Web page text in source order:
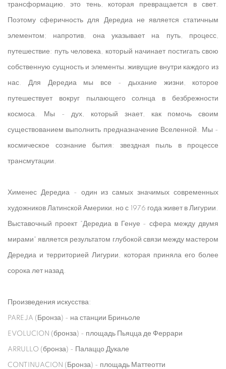
трансформацию, это тень, которая превращается в свет.
Поэтому сферичность для Дередиа не является статичным
элементом; напротив, она указывает на путь, процесс,
путешествие: путь человека, который начинает постигать свою
собственную сущность и элементы, живущие внутри каждого из
нас. Для Дередиа мы все - дыхание жизни, которое
путешествует вокруг пылающего солнца в безбрежности
космоса. Мы - дух, который знает, как помочь своим
существованием выполнить предназначение Вселенной. Мы -
космическое сознание бытия: звездная пыль в процессе
трансмутации.
Хименес Дередиа - один из самых значимых современных
художников Латинской Америки, но с 1976 года живет в Лигурии.
Выставочный проект "Дередиа в Генуе - сфера между двумя
мирами" является результатом глубокой связи между мастером
Дередиа и территорией Лигурии, которая приняла его более
сорока лет назад.
Произведения искусства:
PAREJA (Бронза) - на станции Бриньоле
EVOLUCION (бронза) - площадь Пьяцца де Феррари
ARRULLO (бронза) - Палаццо Дукале
CONTINUACION (Бронза) - площадь Маттеотти